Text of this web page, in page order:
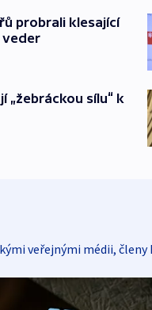
probrali klesající
veder
„žebráckou sílu“ k
veřejnými médii, členy